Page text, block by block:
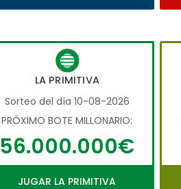
LA PRIMITIVA
Sorteo del día 10-08-2026
PRÓXIMO BOTE MILLONARIO:
56.000.000€
JUGAR LA PRIMITIVA